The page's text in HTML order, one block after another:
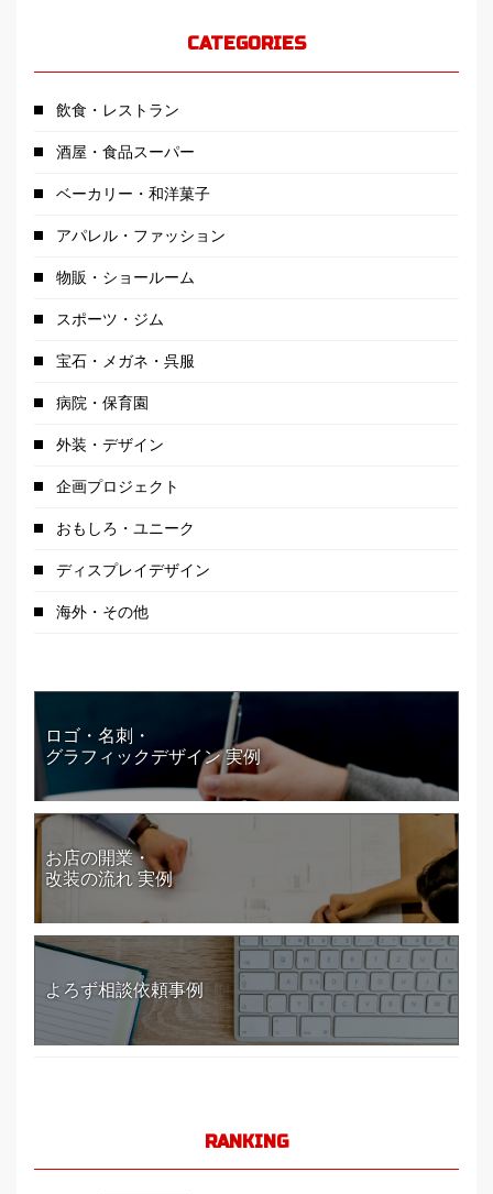
CATEGORIES
飲食・レストラン
酒屋・食品スーパー
ベーカリー・和洋菓子
アパレル・ファッション
物販・ショールーム
スポーツ・ジム
宝石・メガネ・呉服
病院・保育園
外装・デザイン
企画プロジェクト
おもしろ・ユニーク
ディスプレイデザイン
海外・その他
ロゴ・名刺・
グラフィックデザイン 実例
お店の開業・
改装の流れ 実例
よろず相談依頼事例
RANKING